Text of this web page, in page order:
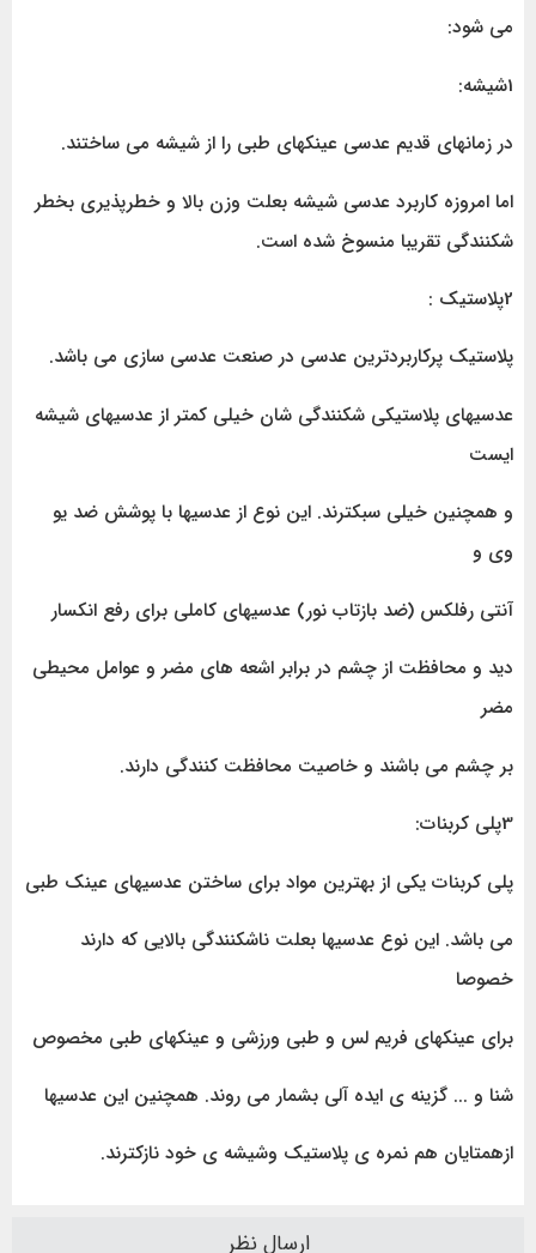
می شود:
1شیشه:
در زمانهای قدیم عدسی عینکهای طبی را از شیشه می ساختند.
اما امروزه کاربرد عدسی شیشه بعلت وزن بالا و خطرپذیری بخطر
شکنندگی تقریبا منسوخ شده است.
2پلاستیک :
پلاستیک پرکاربردترین عدسی در صنعت عدسی سازی می باشد.
عدسیهای پلاستیکی شکنندگی شان خیلی کمتر از عدسیهای شیشه
ایست
و همچنین خیلی سبکترند. این نوع از عدسیها با پوشش ضد یو
وی و
آنتی رفلکس (ضد بازتاب نور) عدسیهای کاملی برای رفع انکسار
دید و محافظت از چشم در برابر اشعه های مضر و عوامل محیطی
مضر
بر چشم می باشند و خاصیت محافظت کنندگی دارند.
3پلی کربنات:
پلی کربنات یکی از بهترین مواد برای ساختن عدسیهای عینک طبی
می باشد. این نوع عدسیها بعلت ناشکنندگی بالایی که دارند
خصوصا
برای عینکهای فریم لس و طبی ورزشی و عینکهای طبی مخصوص
شنا و ... گزینه ی ایده آلی بشمار می روند. همچنین این عدسیها
ازهمتایان هم نمره ی پلاستیک وشیشه ی خود نازکترند.
ارسال نظر